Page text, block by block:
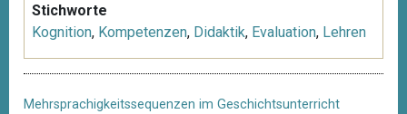
Stichworte
Kognition, Kompetenzen, Didaktik, Evaluation, Lehren
Mehrsprachigkeitssequenzen im Geschichtsunterricht